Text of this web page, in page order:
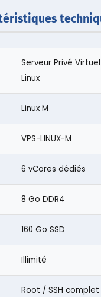
Serveur Privé
Linux
Linux M
VPS-LINUX-M
6 vCores dédiés
8 Go DDR4
160 Go SSD
Illimité
Root / SSH complet